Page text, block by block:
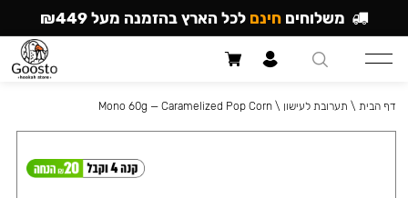
דף הבית \ תערובת לעישון \
Mono 60g — Caramelized Pop Corn
משלוחים חינם לכל הארץ בהזמנה מעל ₪449